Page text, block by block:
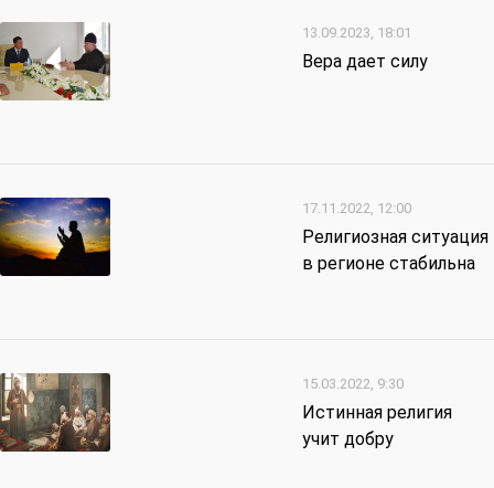
13.09.2023, 18:01
Вера дает силу
17.11.2022, 12:00
Религиозная ситуация
в регионе стабильна
15.03.2022, 9:30
Истинная религия
учит добру